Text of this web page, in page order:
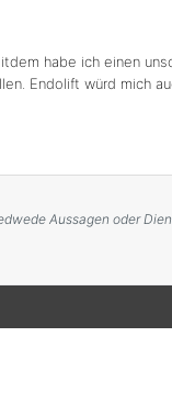
habe ich einen
Endolift würd mich
Aussagen oder